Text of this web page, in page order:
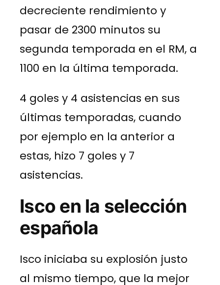
decreciente rendimiento y
pasar de 2300 minutos su
segunda temporada en el RM, a
1100 en la última temporada.
4 goles y 4 asistencias en sus
últimas temporadas, cuando
por ejemplo en la anterior a
estas, hizo 7 goles y 7
asistencias.
Isco en la selección
española
Isco iniciaba su explosión justo
al mismo tiempo, que la mejor